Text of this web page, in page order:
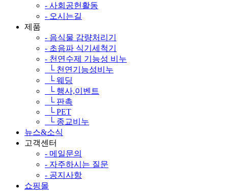
- 사회공헌활동
- 오시는길
제품
- 음식물 감량처리기
- 초음파 식기세척기
- 천연수제 기능성 비누
└ 천연기능성비누
└ 웨딩
└ 행사,이벤트
└ 판촉
└ PET
└ 종교비누
뉴스&소식
고객센터
- 메일문의
- 자주하시는 질문
- 공지사항
쇼핑몰